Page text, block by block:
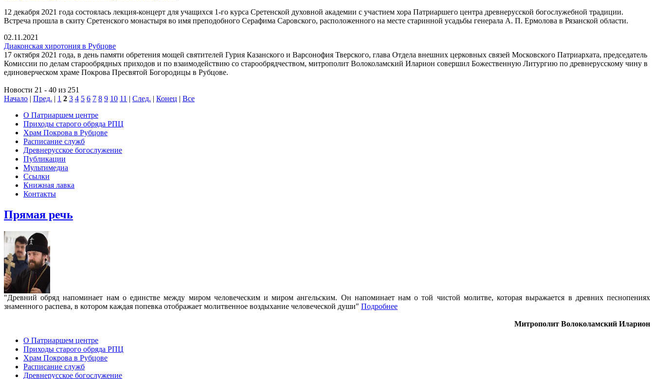
12 декабря 2021 года состоялась лекция-концерт для учащихся 1-го курса Сретенской духовной академии с участием хора Патриаршего центра древнерусской богослужебной традиции.
Встреча прошла в скиту Сретенского монастыря во имя преподобного Серафима Саровского, расположенного на месте старинной усадьбы генерала А. П. Ермолова в Рязанской области.
02.11.2021
Диаконская хиротония в Рубцове
17 октября 2021 года, в день памяти обретения мощей святителей Гурия Казанского и Варсонофия Тверского, глава Отдела внешних церковных связей Московского Патриархата, председатель
Комиссии по делам старообрядных приходов и по взаимодействию со старообрядчеством, митрополит Волоколамский Иларион совершил Божественную Литургию по древнерусскому чину в
единоверческом храме Покрова Пресвятой Богородицы в Рубцове.
Новости 21 - 40 из 251
Начало | Пред. | 1 2 3 4 5 6 7 8 9 10 11 | След. | Конец | Все
О Патриаршем центре
Приходы старого обряда РПЦ
Храм Покрова в Рубцове
Расписание служб
Древнерусское богослужение
Публикации
Мультимедиа
Ссылки
Книжная лавка
Контакты
Прямая речь
"Древний обряд напоминает нам о единстве между миром человеческим и миром ангельским. Он напоминает нам о той чистой молитве, которая выражается в древних песнопениях
знаменного распева, в котором каждая попевка отображает молитвенное воздыхание человеческой души" Подробнее
Митрополит Волоколамский Иларион
О Патриаршем центре
Приходы старого обряда РПЦ
Храм Покрова в Рубцове
Расписание служб
Древнерусское богослужение